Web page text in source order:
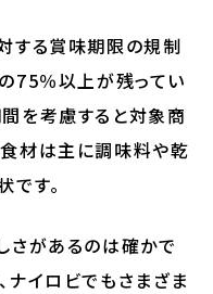
する賞味期限の規制
75％以上が残ってい
を考慮すると対象商
材は主に調味料や乾
す。
さがあるのは確かで
ナイロビでもさまざま